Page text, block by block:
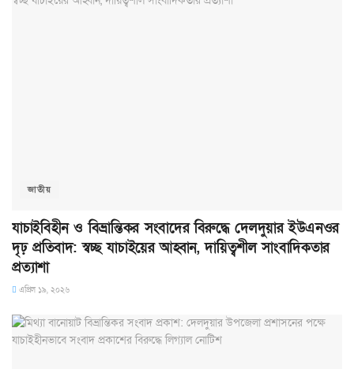
জাতীয়
যাচাইবিহীন ও বিভ্রান্তিকর সংবাদের বিরুদ্ধে দেলদুয়ার ইউএনওর
দৃঢ় প্রতিবাদ: স্বচ্ছ যাচাইয়ের আহ্বান, দায়িত্বশীল সাংবাদিকতার
প্রত্যাশা
এপ্রিল ১৯, ২০২৬